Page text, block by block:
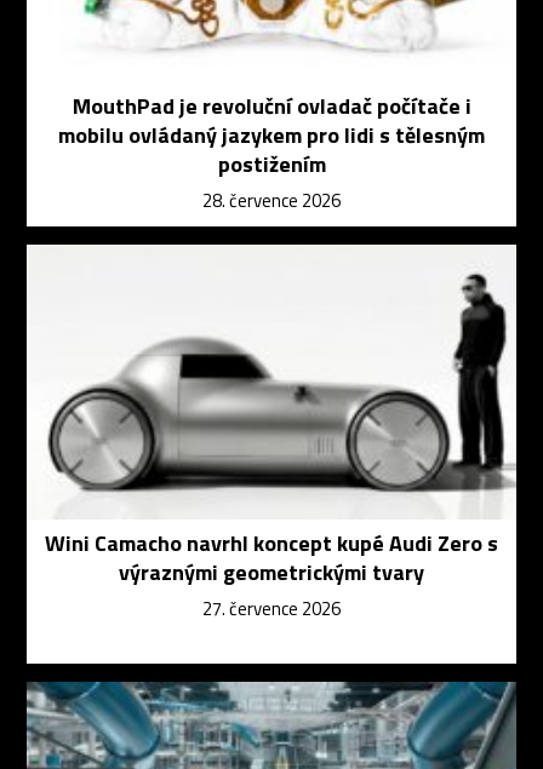
MouthPad je revoluční ovladač počítače i
mobilu ovládaný jazykem pro lidi s tělesným
postižením
28. července 2026
Wini Camacho navrhl koncept kupé Audi Zero s
výraznými geometrickými tvary
27. července 2026